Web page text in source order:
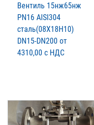
Вентиль 15нж65нж
PN16 AISI304
сталь(08Х18Н10)
DN15-DN200 от
4310,00 с НДС